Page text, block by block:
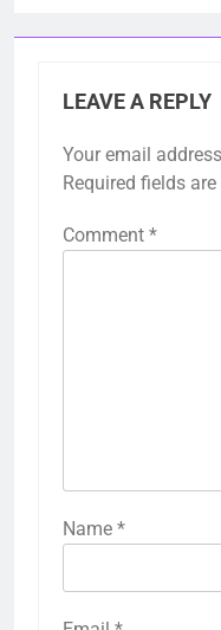
LEAVE A REPLY
Your email
Required fields
Comment *
Name *